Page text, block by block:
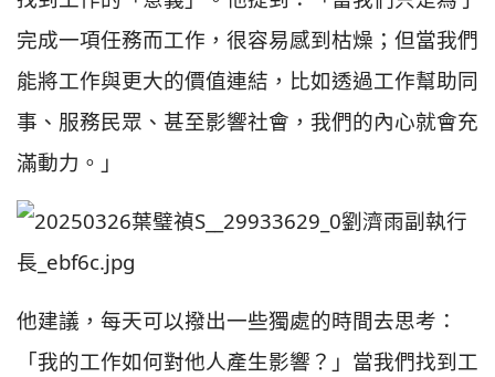
完成一項任務而工作，很容易感到枯燥；但當我們
能將工作與更大的價值連結，比如透過工作幫助同
事、服務民眾、甚至影響社會，我們的內心就會充
滿動力。」
他建議，每天可以撥出一些獨處的時間去思考：
「我的工作如何對他人產生影響？」當我們找到工